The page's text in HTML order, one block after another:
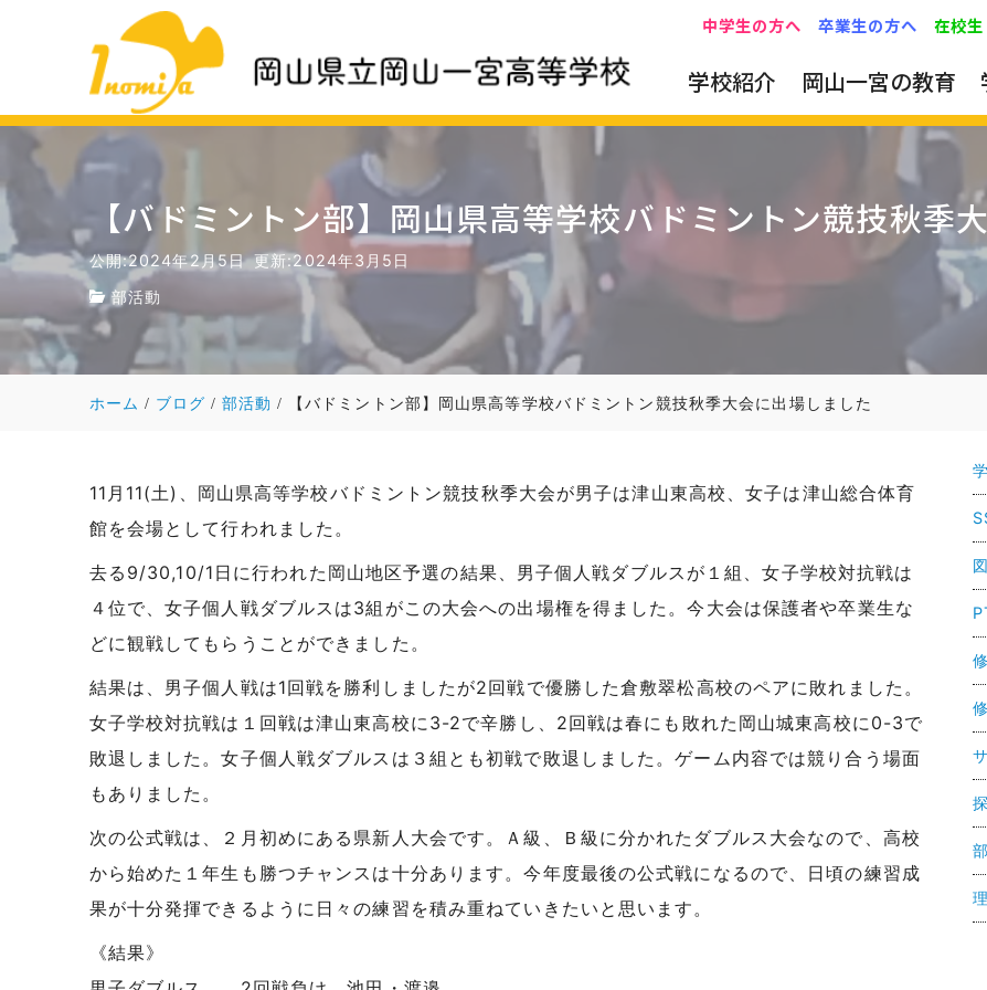
中学生の方へ 卒業生の方へ 在校
学校紹介 岡山一宮の教育
【バドミントン部】岡山県高等学校バドミントン競技秋季
公開:2024年2月5日 更新:2024年3月5日
部活動
ホーム ブログ 部活動 【バドミントン部】岡山県高等学校バドミントン競技秋季大会に出場しました
11月11(土)、岡山県高等学校バドミントン競技秋季大会が男子は津山東高校、女子は津山総合体育
館を会場として行われました。
去る9/30,10/1日に行われた岡山地区予選の結果、男子個人戦ダブルスが１組、女子学校対抗戦は
４位で、女子個人戦ダブルスは3組がこの大会への出場権を得ました。今大会は保護者や卒業生な
どに観戦してもらうことができました。
結果は、男子個人戦は1回戦を勝利しましたが2回戦で優勝した倉敷翠松高校のペアに敗れました。
女子学校対抗戦は１回戦は津山東高校に3-2で辛勝し、2回戦は春にも敗れた岡山城東高校に0-3で
敗退しました。女子個人戦ダブルスは３組とも初戦で敗退しました。ゲーム内容では競り合う場面
もありました。
次の公式戦は、２月初めにある県新人大会です。Ａ級、Ｂ級に分かれたダブルス大会なので、高校
から始めた１年生も勝つチャンスは十分あります。今年度最後の公式戦になるので、日頃の練習成
果が十分発揮できるように日々の練習を積み重ねていきたいと思います。
《結果》